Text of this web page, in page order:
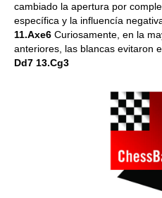
cambiado la apertura por
específica y la influencía
11.Axe6 Curiosamente, en la
anteriores, las blancas evitaron
Dd7 13.Cg3